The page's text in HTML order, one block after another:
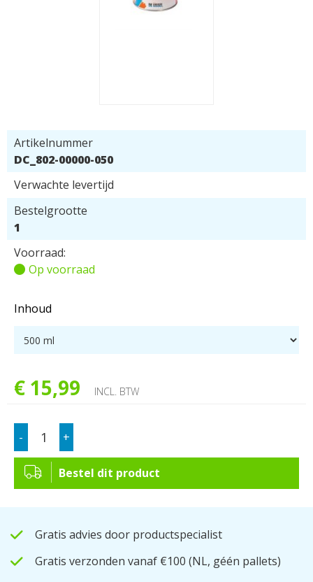
Artikelnummer
DC_802-00000-050
Verwachte levertijd
Bestelgrootte
1
Voorraad:
Op voorraad
Inhoud
€ 15,99 INCL. BTW
- +
Bestel dit product
Gratis advies door productspecialist
Gratis verzonden vanaf €100 (NL, géén pallets)